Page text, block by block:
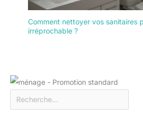
Comment nettoyer vos sanitaires
irréprochable ?